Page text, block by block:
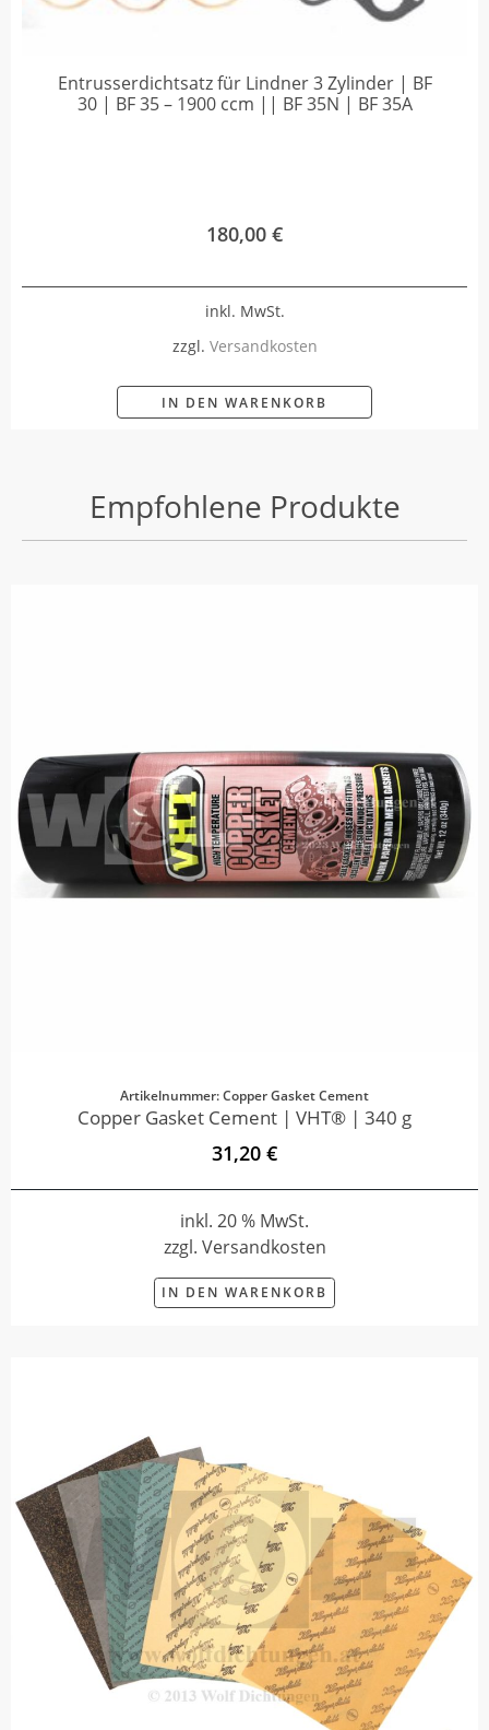
Entrusserdichtsatz für Lindner 3 Zylinder | BF
30 | BF 35 – 1900 ccm || BF 35N | BF 35A
180,00 €
inkl. MwSt.
zzgl. Versandkosten
IN DEN WARENKORB
Empfohlene Produkte
Artikelnummer: Copper Gasket Cement
Copper Gasket Cement | VHT® | 340 g
31,20 €
inkl. 20 % MwSt.
zzgl. Versandkosten
IN DEN WARENKORB